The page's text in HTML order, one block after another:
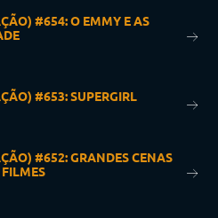
#654: O EMMY E AS
#653: SUPERGIRL
#652: GRANDES CENAS